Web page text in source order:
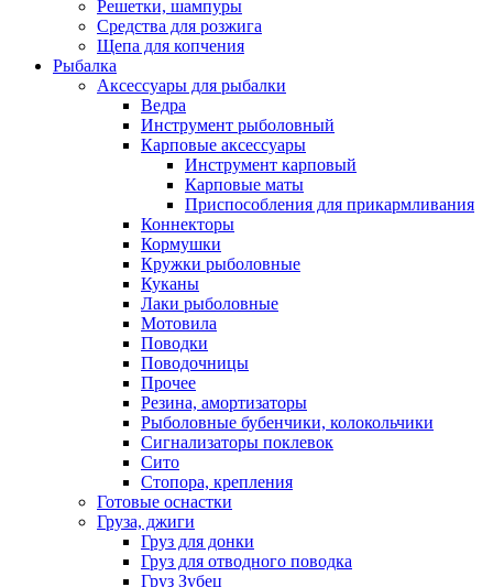
Решетки, шампуры
Средства для розжига
Щепа для копчения
Рыбалка
Аксессуары для рыбалки
Ведра
Инструмент рыболовный
Карповые аксессуары
Инструмент карповый
Карповые маты
Приспособления для прикармливания
Коннекторы
Кормушки
Кружки рыболовные
Куканы
Лаки рыболовные
Мотовила
Поводки
Поводочницы
Прочее
Резина, амортизаторы
Рыболовные бубенчики, колокольчики
Сигнализаторы поклевок
Сито
Стопора, крепления
Готовые оснастки
Груза, джиги
Груз для донки
Груз для отводного поводка
Груз Зубец